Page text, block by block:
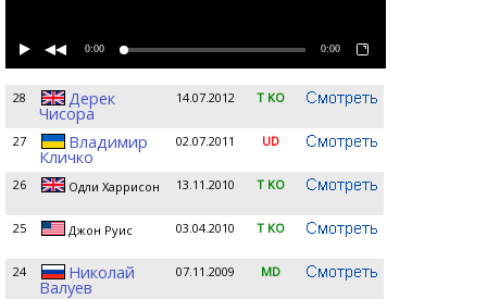
0:00 0:00
28 Дерек
Чисора
14.07.2012 T KO
27 Владимир
Кличко
02.07.2011 UD
26 Одли Харрисон 13.11.2010 T KO
25 Джон Руис 03.04.2010 T KO
24 Николай
Валуев
07.11.2009 MD